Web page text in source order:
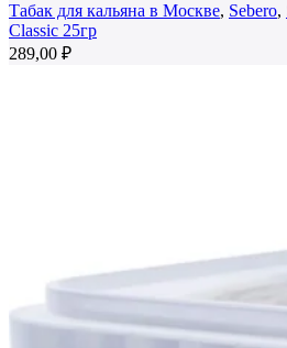
Табак для кальяна в Москве, Sebero,
Classic 25гр
289,00 ₽